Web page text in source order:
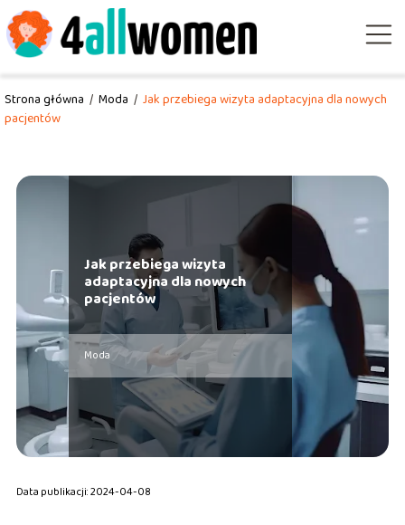
Strona główna / Moda / Jak przebiega wizyta adaptacyjna dla nowych
pacjentów
Jak przebiega wizyta
adaptacyjna dla nowych
pacjentów
Moda
Data publikacji: 2024-04-08